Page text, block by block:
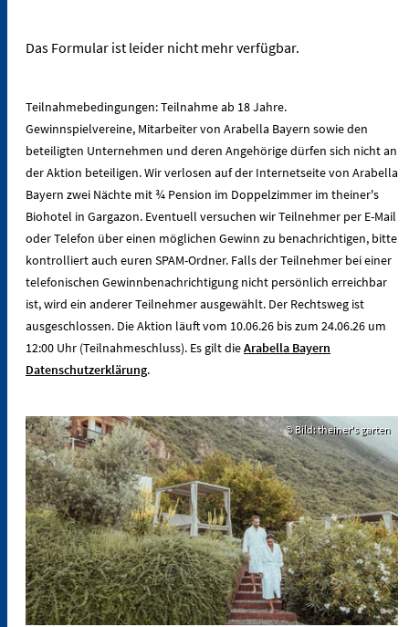
Das Formular ist leider nicht mehr verfügbar.
Teilnahmebedingungen: Teilnahme ab 18 Jahre.
Gewinnspielvereine, Mitarbeiter von Arabella Bayern sowie den
beteiligten Unternehmen und deren Angehörige dürfen sich nicht an
der Aktion beteiligen. Wir verlosen auf der Internetseite von Arabella
Bayern zwei Nächte mit ¾ Pension im Doppelzimmer im theiner's
Biohotel in Gargazon. Eventuell versuchen wir Teilnehmer per E-Mail
oder Telefon über einen möglichen Gewinn zu benachrichtigen, bitte
kontrolliert auch euren SPAM-Ordner. Falls der Teilnehmer bei einer
telefonischen Gewinnbenachrichtigung nicht persönlich erreichbar
ist, wird ein anderer Teilnehmer ausgewählt. Der Rechtsweg ist
ausgeschlossen. Die Aktion läuft vom 10.06.26 bis zum 24.06.26 um
12:00 Uhr (Teilnahmeschluss). Es gilt dieArabella Bayern
Datenschutzerklärung.
© Bild: theiner's garten